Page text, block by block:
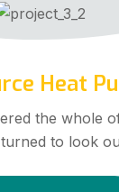
Heat
the whole
to look